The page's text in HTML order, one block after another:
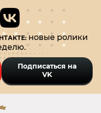
новые ролики
Подписаться на
VK